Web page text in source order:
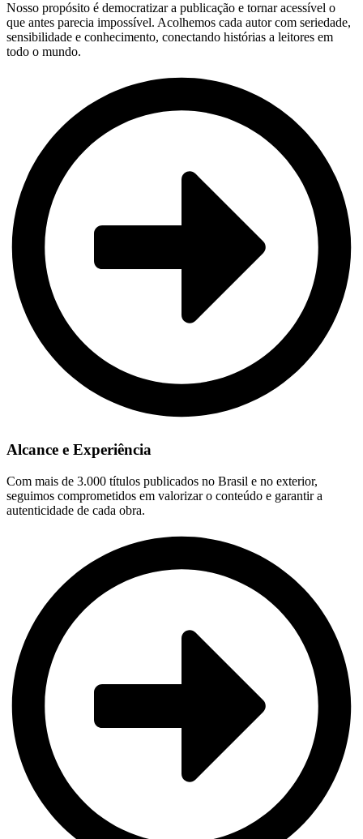
Nosso propósito é democratizar a publicação e tornar acessível o
que antes parecia impossível. Acolhemos cada autor com seriedade,
sensibilidade e conhecimento, conectando histórias a leitores em
todo o mundo.
Alcance e Experiência
Com mais de 3.000 títulos publicados no Brasil e no exterior,
seguimos comprometidos em valorizar o conteúdo e garantir a
autenticidade de cada obra.